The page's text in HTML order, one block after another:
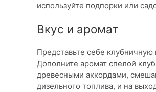
используйте подпорки или
Вкус и аромат
Представьте себе
Дополните аромат спелой
древесными аккордами,
дизельного топлива, и на